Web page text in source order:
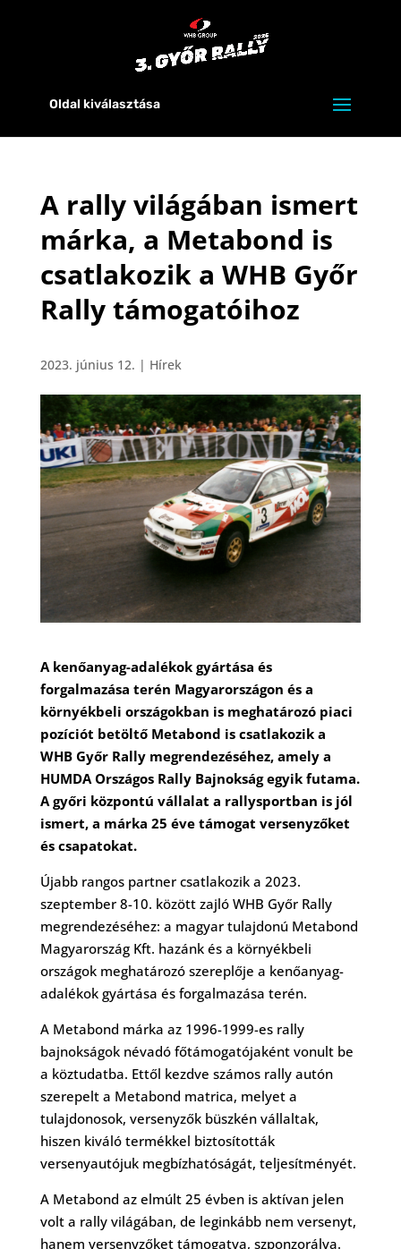
Oldal kiválasztása
A rally világában ismert
márka, a Metabond is
csatlakozik a WHB Győr
Rally támogatóihoz
2023. június 12. | Hírek
A kenőanyag-adalékok gyártása és
forgalmazása terén Magyarországon és a
környékbeli országokban is meghatározó piaci
pozíciót betöltő Metabond is csatlakozik a
WHB Győr Rally megrendezéséhez, amely a
HUMDA Országos Rally Bajnokság egyik futama.
A győri központú vállalat a rallysportban is jól
ismert, a márka 25 éve támogat versenyzőket
és csapatokat.
Újabb rangos partner csatlakozik a 2023.
szeptember 8-10. között zajló WHB Győr Rally
megrendezéséhez: a magyar tulajdonú Metabond
Magyarország Kft. hazánk és a környékbeli
országok meghatározó szereplője a kenőanyag-
adalékok gyártása és forgalmazása terén.
A Metabond márka az 1996-1999-es rally
bajnokságok névadó főtámogatójaként vonult be
a köztudatba. Ettől kezdve számos rally autón
szerepelt a Metabond matrica, melyet a
tulajdonosok, versenyzők büszkén vállaltak,
hiszen kiváló termékkel biztosították
versenyautójuk megbízhatóságát, teljesítményét.
A Metabond az elmúlt 25 évben is aktívan jelen
volt a rally világában, de leginkább nem versenyt,
hanem versenyzőket támogatva, szponzorálva.